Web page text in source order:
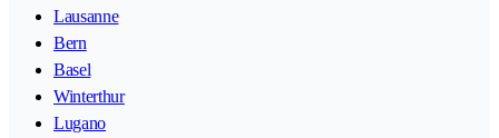
Lausanne
Bern
Basel
Winterthur
Lugano